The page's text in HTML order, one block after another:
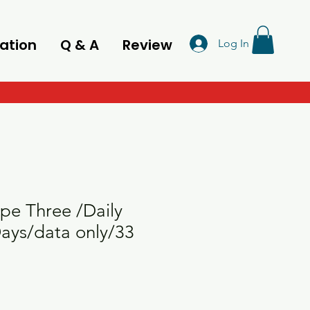
Q & A Review Log In
Three /Daily
data only/33